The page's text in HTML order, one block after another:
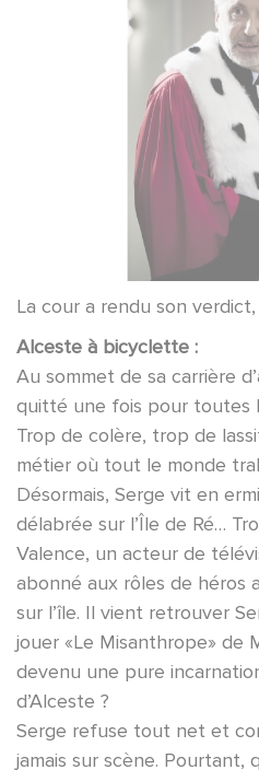
La cour a rendu son
Alceste à bicyclette :
Au sommet de sa carrière
quitté une fois pour toutes
Trop de colère, trop de
métier où tout le monde
Désormais, Serge vit en
délabrée sur l’Île de Ré…
Valence, un acteur de
abonné aux rôles de héros
sur l’île. Il vient retrouver
jouer «Le Misanthrope» de
devenu une pure
d’Alceste ?
Serge refuse tout net et
jamais sur scène. Pourtant,